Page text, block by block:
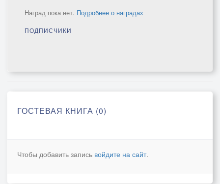
Наград пока нет. Подробнее о наградах
ПОДПИСЧИКИ
ГОСТЕВАЯ КНИГА (0)
Чтобы добавить запись войдите на сайт.